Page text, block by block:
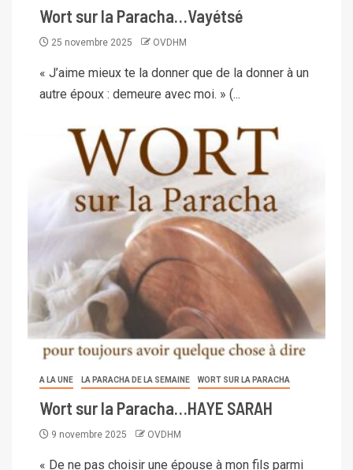
Wort sur la Paracha…Vayétsé
25 novembre 2025 OVDHM
« J’aime mieux te la donner que de la donner à un
autre époux : demeure avec moi. » (...
A LA UNE LA PARACHA DE LA SEMAINE WORT SUR LA PARACHA
Wort sur la Paracha…HAYE SARAH
9 novembre 2025 OVDHM
« De ne pas choisir une épouse à mon fils parmi